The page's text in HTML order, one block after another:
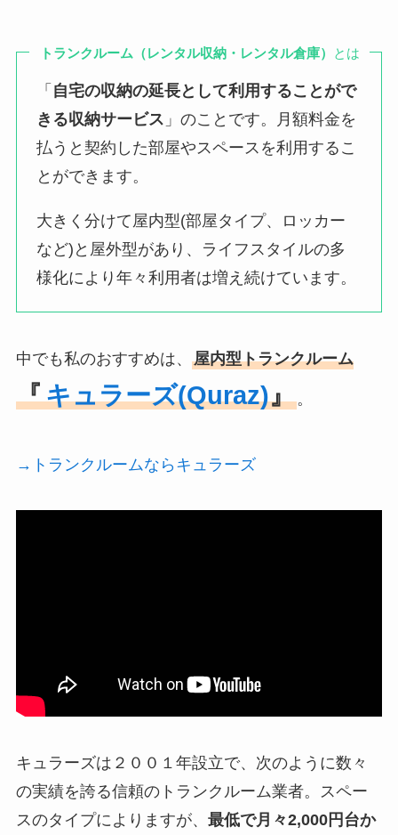
トランクルーム（レンタル収納・レンタル倉庫） とは
「 自宅の収納の延長として利用することがで
きる収納サービス 」のことです。月額料金を
払うと契約した部屋やスペースを利用するこ
とができます。
大きく分けて屋内型(部屋タイプ、ロッカー
など)と屋外型があり、ライフスタイルの多
様化により年々利用者は増え続けています。
中でも私のおすすめは、 屋内型トランクルーム
『キュラーズ(Quraz)』。
→トランクルームならキュラーズ
キュラーズは２００１年設立で、次のように数々
の実績を誇る信頼のトランクルーム業者。スペー
スのタイプによりますが、 最低で月々2,000円台か